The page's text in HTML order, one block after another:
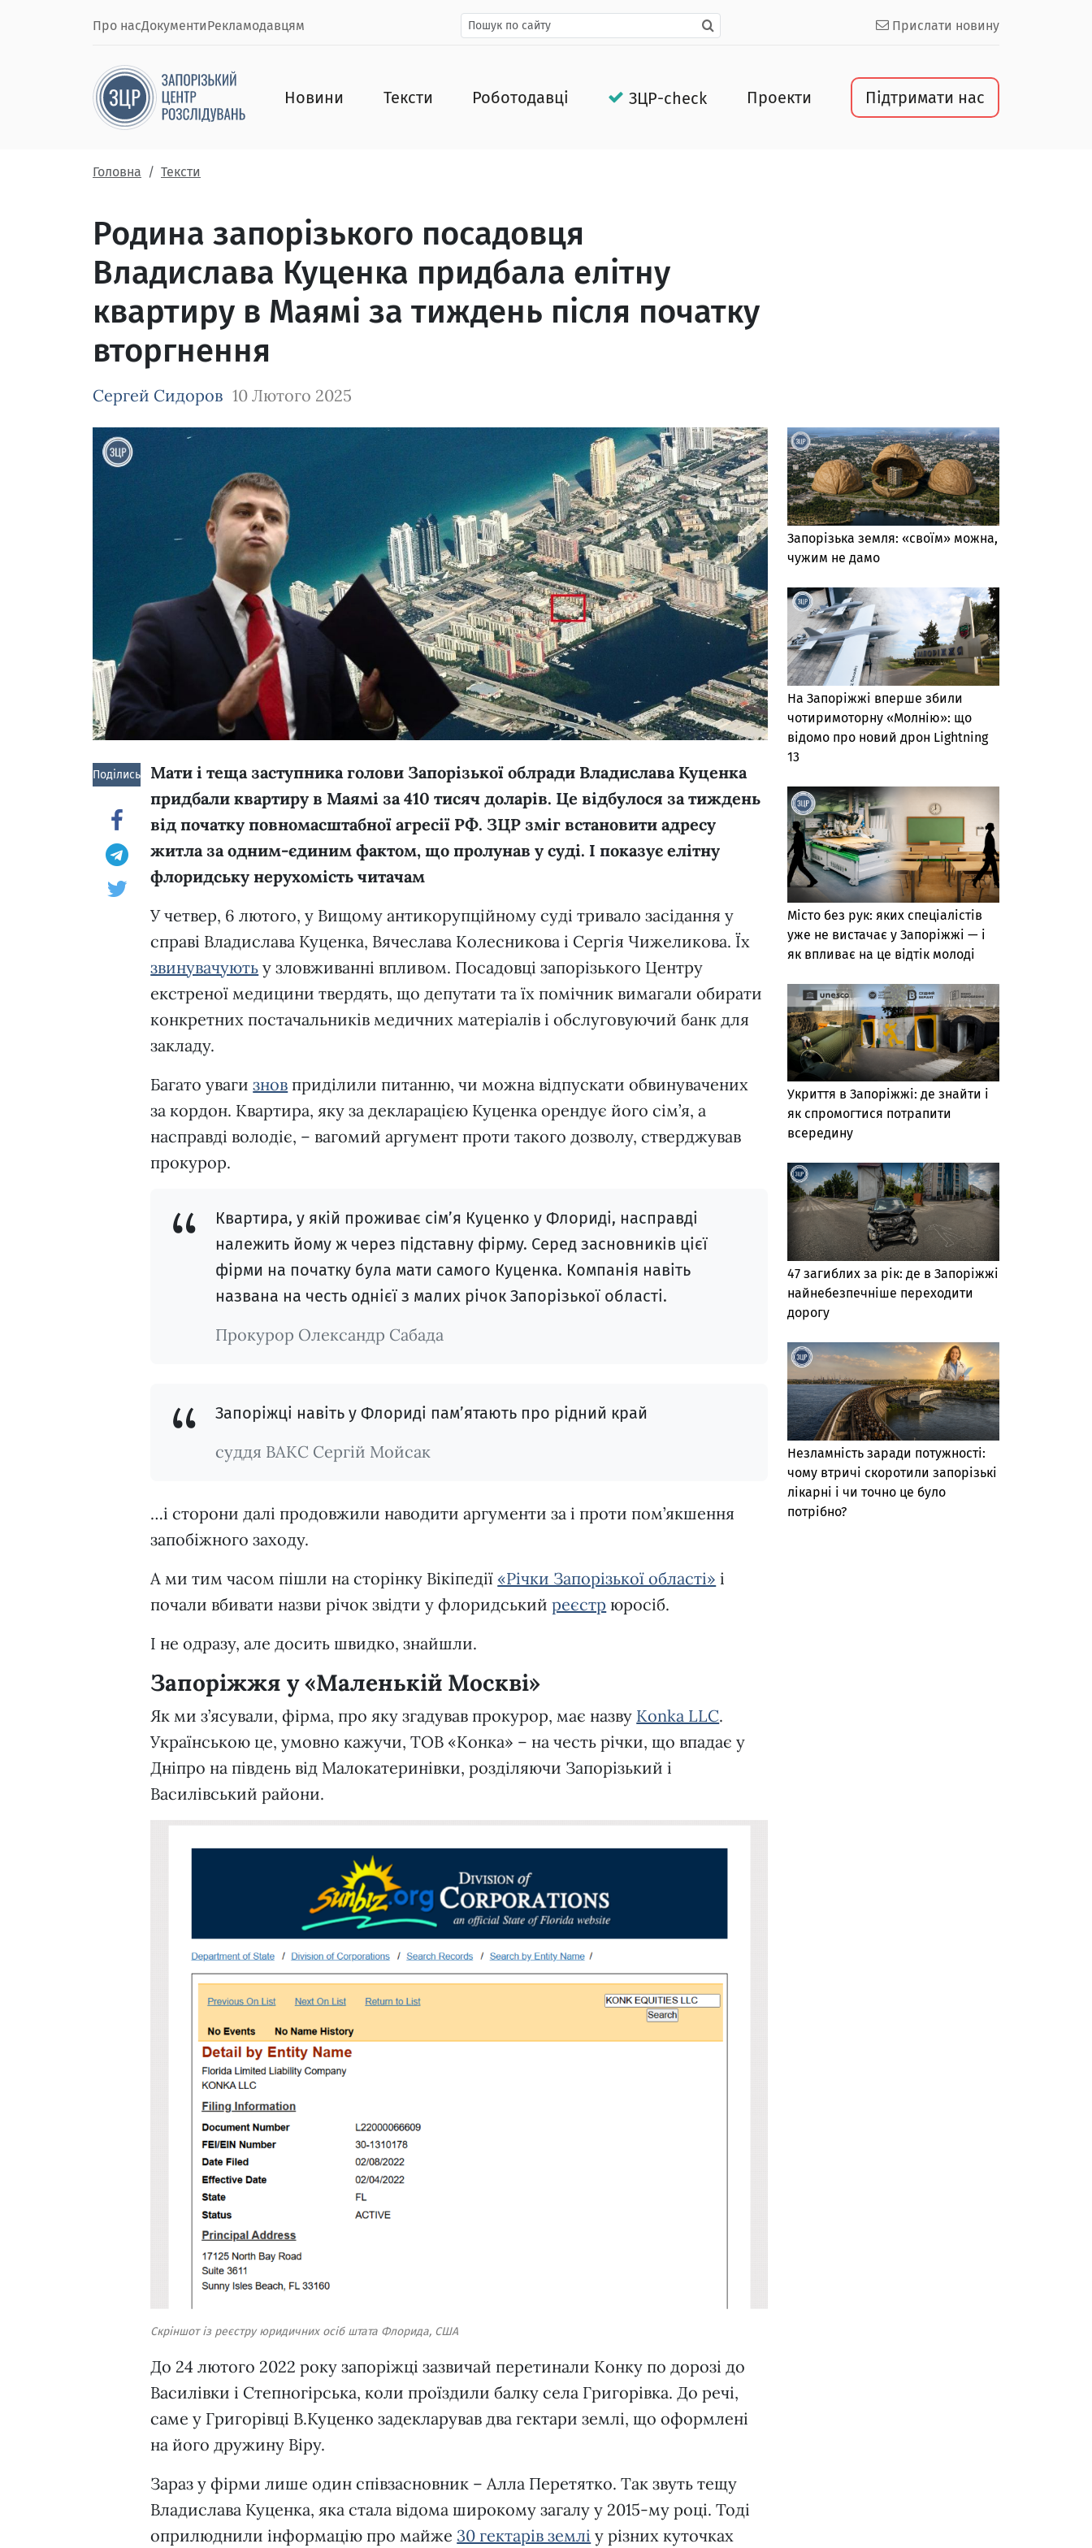
Про насДокументиРекламодавцям Прислати новину
Новини Тексти Роботодавці ЗЦР-check Проекти Підтримати нас
Головна Тексти
Родина запорізького посадовця
Владислава Куценка придбала елітну
квартиру в Маямі за тиждень після початку
вторгнення
Сергей Сидоров 10 Лютого 2025
Зображення завантажується
Поділись!
Мати і теща заступника голови Запорізької облради Владислава Куценка
придбали квартиру в Маямі за 410 тисяч доларів. Це відбулося за тиждень
від початку повномасштабної агресії РФ. ЗЦР зміг встановити адресу
житла за одним-єдиним фактом, що пролунав у суді. І показує елітну
флоридську нерухомість читачам
У четвер, 6 лютого, у Вищому антикорупційному суді тривало засідання у
справі Владислава Куценка, Вячеслава Колесникова і Сергія Чижеликова. Їх
звинувачують у зловживанні впливом. Посадовці запорізького Центру
екстреної медицини твердять, що депутати та їх помічник вимагали обирати
конкретних постачальників медичних матеріалів і обслуговуючий банк для
закладу.
Багато увагизнов приділили питанню, чи можна відпускати обвинувачених
за кордон. Квартира, яку за декларацією Куценка орендує його сім’я, а
насправді володіє, – вагомий аргумент проти такого дозволу, стверджував
прокурор.
Квартира, у якій проживає сім’я Куценко у Флориді, насправді
належить йому ж через підставну фірму. Серед засновників цієї
фірми на початку була мати самого Куценка. Компанія навіть
названа на честь однієї з малих річок Запорізької області.
Прокурор Олександр Сабада
Запоріжці навіть у Флориді пам’ятають про рідний край
суддя ВАКС Сергій Мойсак
…і сторони далі продовжили наводити аргументи за і проти пом’якшення
запобіжного заходу.
А ми тим часом пішли на сторінку Вікіпедії«Річки Запорізької області» і
почали вбивати назви річок звідти у флоридськийреєстр юросіб.
І не одразу, але досить швидко, знайшли.
Запоріжжя у «Маленькій Москві»
Як ми з’ясували, фірма, про яку згадував прокурор, має назву Konka LLC.
Українською це, умовно кажучи, ТОВ «Конка» – на честь річки, що впадає у
Дніпро на південь від Малокатеринівки, розділяючи Запорізький і
Василівський райони.
Скріншот із реєстру юридичних осіб штата Флорида, США
До 24 лютого 2022 року запоріжці зазвичай перетинали Конку по дорозі до
Василівки і Степногірська, коли проїздили балку села Григорівка. До речі,
саме у Григорівці В.Куценко задекларував два гектари землі, що оформлені
на його дружину Віру.
Зараз у фірми лише один співзасновник – Алла Перетятко. Так звуть тещу
Владислава Куценка, яка стала відома широкому загалу у 2015-му році. Тоді
оприлюднили інформацію про майже 30 гектарів землі у різних куточках
Запорізька земля: «своїм» можна,
чужим не дамо
На Запоріжжі вперше збили
чотиримоторну «Молнію»: що
відомо про новий дрон Lightning
13
Місто без рук: яких спеціалістів
уже не вистачає у Запоріжжі — і
як впливає на це відтік молоді
Укриття в Запоріжжі: де знайти і
як спромогтися потрапити
всередину
47 загиблих за рік: де в Запоріжжі
найнебезпечніше переходити
дорогу
Незламність заради потужності:
чому втричі скоротили запорізькі
лікарні і чи точно це було
потрібно?